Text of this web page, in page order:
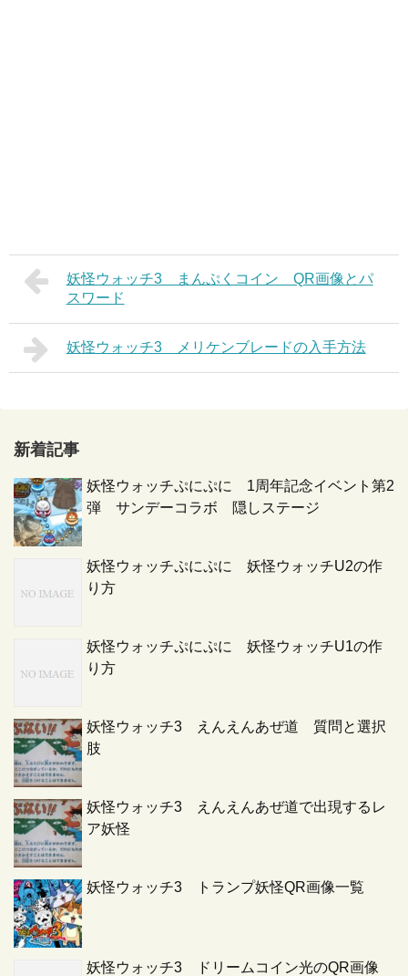
妖怪ウォッチ3 まんぷくコイン QR画像とパ
スワード
妖怪ウォッチ3 メリケンブレードの入手方法
新着記事
妖怪ウォッチぷにぷに 1周年記念イベント第2
弾 サンデーコラボ 隠しステージ
妖怪ウォッチぷにぷに 妖怪ウォッチU2の作
り方
妖怪ウォッチぷにぷに 妖怪ウォッチU1の作
り方
妖怪ウォッチ3 えんえんあぜ道 質問と選択
肢
妖怪ウォッチ3 えんえんあぜ道で出現するレ
ア妖怪
妖怪ウォッチ3 トランプ妖怪QR画像一覧
妖怪ウォッチ3 ドリームコイン光のQR画像